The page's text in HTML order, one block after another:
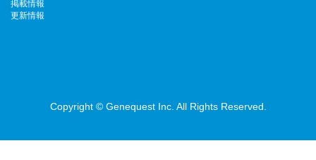
掲載情報
更新情報
Copyright © Genequest Inc. All Rights Reserved.